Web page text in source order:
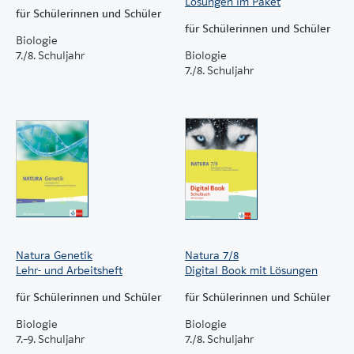
1.5 Der Stockwerkbau des Waldes
Material: Bäume
1.6 Konkurrenz bestimmt die Artenzusammensetzung
2.1 Waldnutzung und nachhaltige Entwicklung
2.2 Artenvielfalt sorgt für Stabilität
EXTRA: Artenvielfalt und Biodiversität
2.3 Naturschutz im Wald
Methode: Vegetation kartieren
Gewässerökosysteme
3 Stehende Gewässer
3.2 Seerosen: Leben über und unter Wasser
Praktikum: Modelle zu Schwimmblattpflanzen
für Schülerinnen und Schüler
Biologie
7./8. Schuljahr
für Schülerinnen und Schüler
Biologie
7./8. Schuljahr
Natura Genetik
Lehr- und Arbeitsheft
für Schülerinnen und Schüler
Biologie
7.–9. Schuljahr
Natura 7/8
Digital Book mit Lösungen
für Schülerinnen und Schüler
Biologie
7./8. Schuljahr